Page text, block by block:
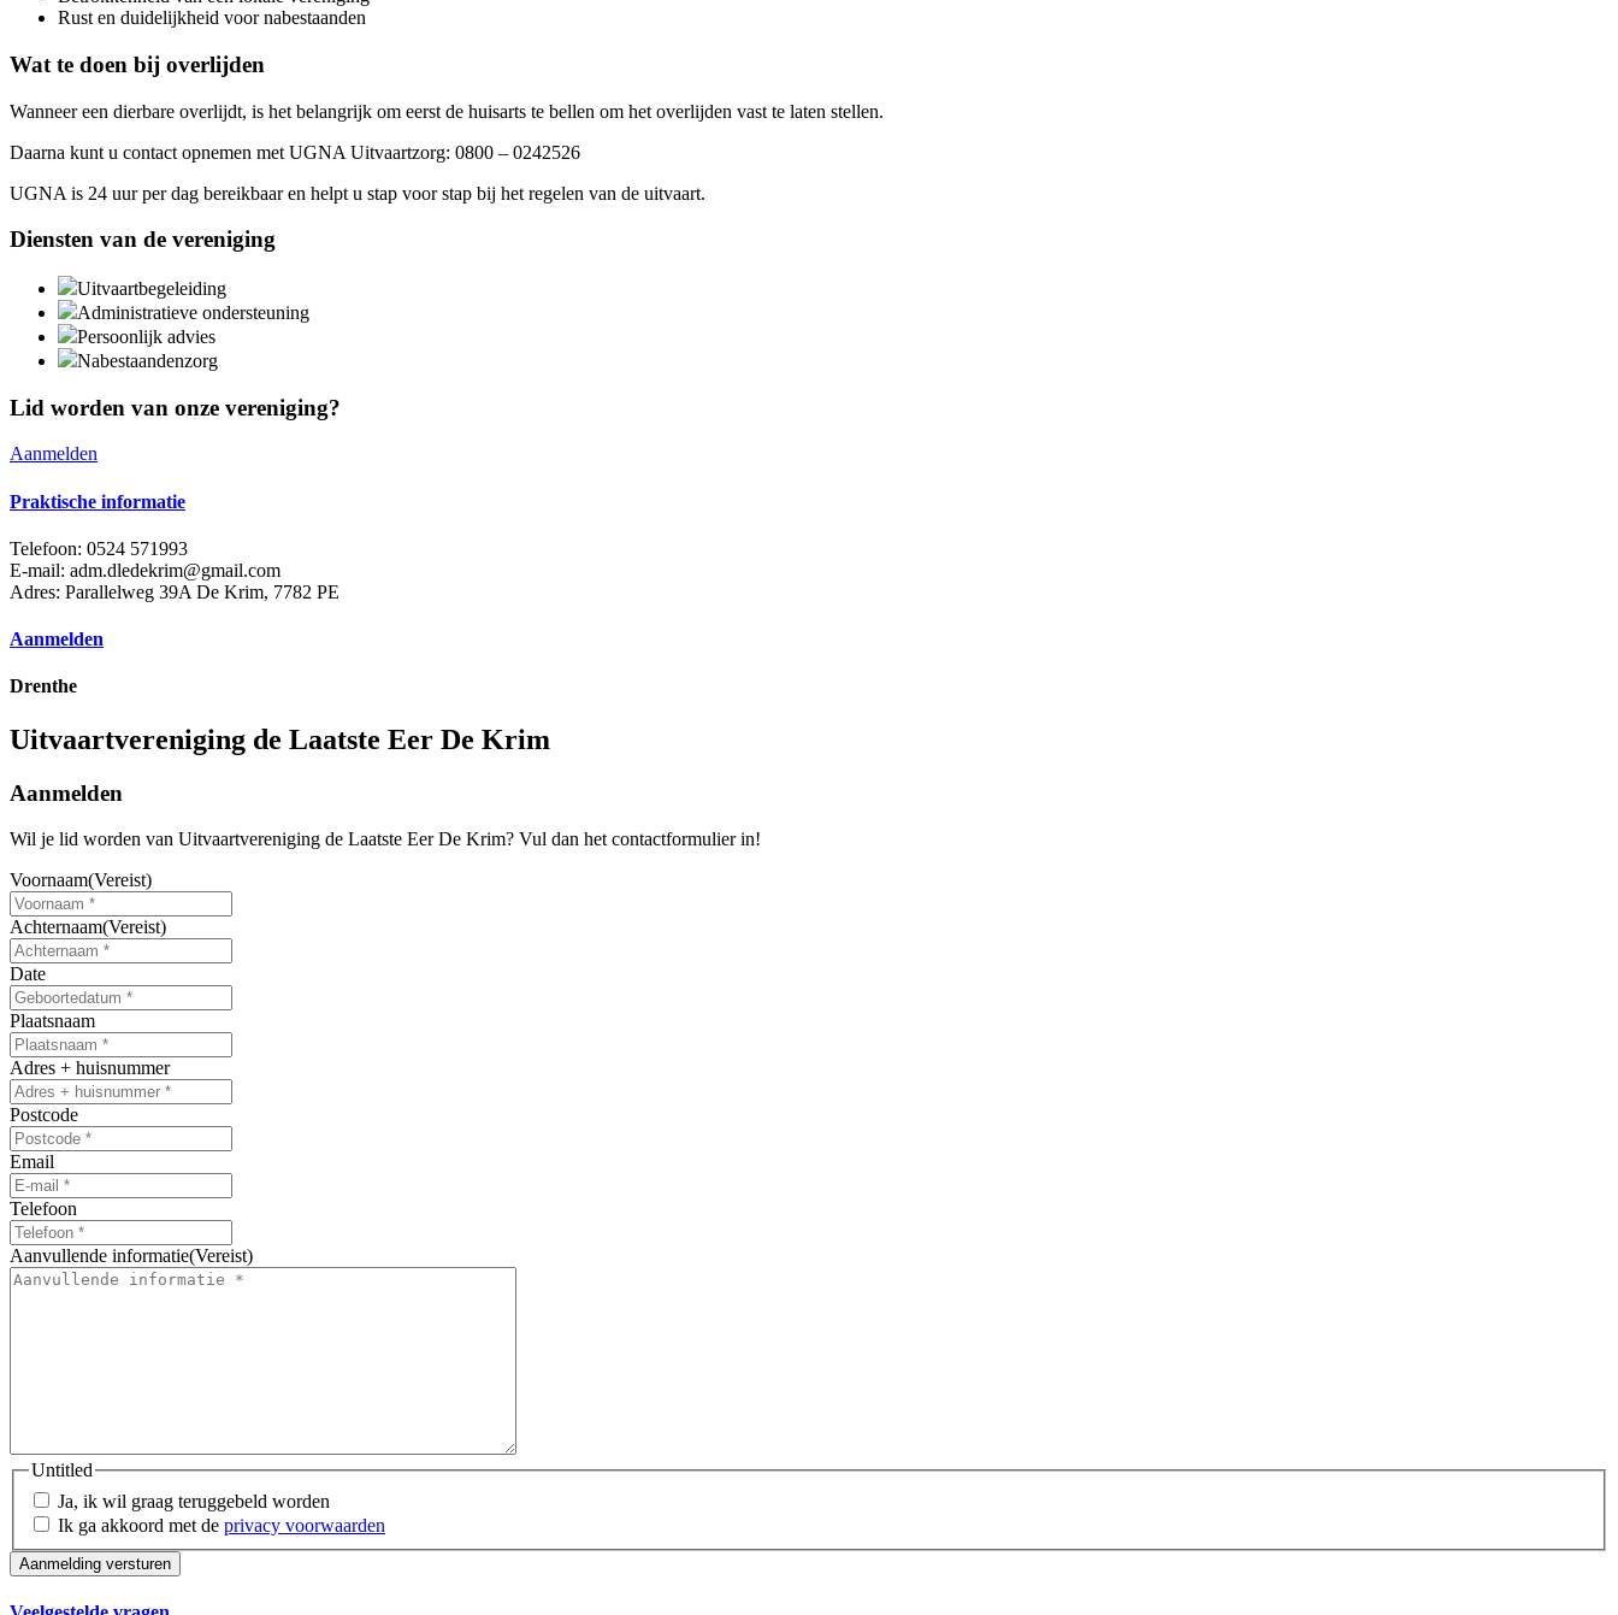
Rust en duidelijkheid voor nabestaanden
Wat te doen bij overlijden
Wanneer een dierbare overlijdt, is het belangrijk om eerst de huisarts te bellen om het overlijden vast te laten stellen.
Daarna kunt u contact opnemen met UGNA Uitvaartzorg: 0800 – 0242526
UGNA is 24 uur per dag bereikbaar en helpt u stap voor stap bij het regelen van de uitvaart.
Diensten van de vereniging
Uitvaartbegeleiding
Administratieve ondersteuning
Persoonlijk advies
Nabestaandenzorg
Lid worden van onze vereniging?
Aanmelden
Praktische informatie
Telefoon: 0524 571993
E-mail: adm.dledekrim@gmail.com
Adres: Parallelweg 39A De Krim, 7782 PE
Aanmelden
Drenthe
Uitvaartvereniging de Laatste Eer De Krim
Aanmelden
Wil je lid worden van Uitvaartvereniging de Laatste Eer De Krim? Vul dan het contactformulier in!
Voornaam(Vereist)
Achternaam(Vereist)
Date
slash
DD
slash
JJJJ
Plaatsnaam
Adres + huisnummer
Postcode
Email
Telefoon
Aanvullende informatie(Vereist)
Untitled
Ja, ik wil graag teruggebeld worden
Ik ga akkoord met de privacy voorwaarden